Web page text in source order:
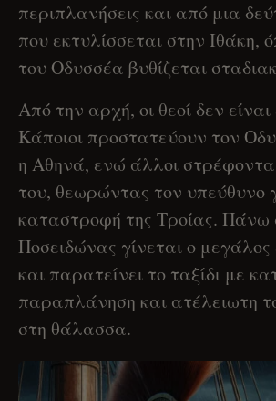
περιπλανήσεις και από μια
που εκτυλίσσεται στην Ιθάκη,
του Οδυσσέα βυθίζεται
Από την αρχή, οι θεοί δεν
Κάποιοι προστατεύουν τον
η Αθηνά, ενώ άλλοι
του, θεωρώντας τον υπεύθυνο
καταστροφή της Τροίας. Πάνω
Ποσειδώνας γίνεται ο μεγάλος
και παρατείνει το ταξίδι με
παραπλάνηση και ατέλειωτη
στη θάλασσα.